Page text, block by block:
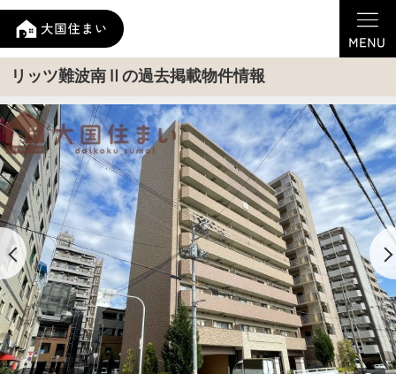
リッツ難波南Ⅱの過去掲載物件情報